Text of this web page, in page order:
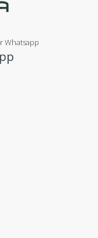
Whatsapp